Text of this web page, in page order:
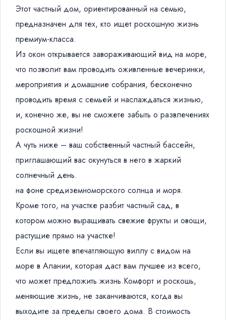
Этот частный дом, ориентированный на семью,
предназначен для тех, кто ищет роскошную жизнь
премиум-класса.
Из окон открывается завораживающий вид на море,
что позволит вам проводить оживленные вечеринки,
мероприятия и домашние собрания, бесконечно
проводить время с семьей и наслаждаться жизнью,
и, конечно же, вы не сможете забыть о развлечениях
роскошной жизни!
А чуть ниже – ваш собственный частный бассейн,
приглашающий вас окунуться в него в жаркий
солнечный день.
на фоне средиземноморского солнца и моря.
Кроме того, на участке разбит частный сад, в
котором можно выращивать свежие фрукты и овощи,
растущие прямо на участке!
Если вы ищете впечатляющую виллу с видом на
море в Алании, которая даст вам лучшее из всего,
что может предложить жизнь.Комфорт и роскошь,
меняющие жизнь, не заканчиваются, когда вы
выходите за пределы своего дома. В стоимость